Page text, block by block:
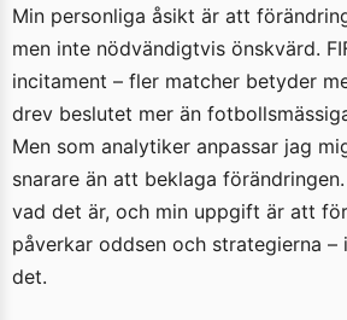
Min personliga åsikt är att
men inte nödvändigtvis önskvärd.
incitament – fler matcher betyder
drev beslutet mer än
Men som analytiker anpassar jag
snarare än att beklaga
vad det är, och min uppgift är att
påverkar oddsen och strategierna
det.